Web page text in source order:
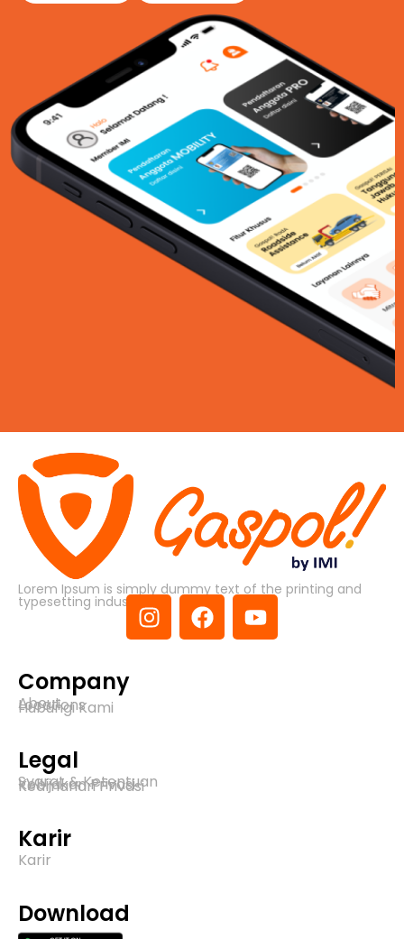
Lorem Ipsum is simply dummy text of the printing and
typesetting industry.
Company
About
Locations
Hubungi Kami
Legal
Syarat & Ketentuan
Kebijakan Privasi
Keamanan Privasi
Karir
Karir
Download​